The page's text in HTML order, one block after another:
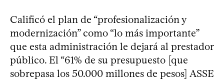
Calificó el plan de “profesionalización y
modernización” como “lo más importante”
que esta administración le dejará al prestador
público. El “61% de su presupuesto [que
sobrepasa los 50.000 millones de pesos] ASSE